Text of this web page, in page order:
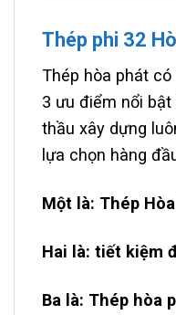
Thép phi 32
Thép hòa phát
3 ưu điểm nổi
thầu xây dựng
lựa chọn hàng
Một là: Thép
Hai là: tiết kiệm
Ba là: Thép hòa